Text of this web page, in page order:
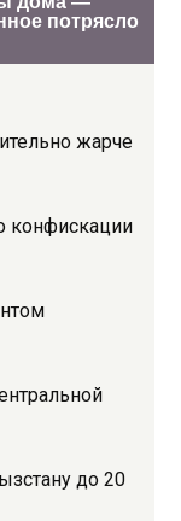
жарче
конфискации
до 20